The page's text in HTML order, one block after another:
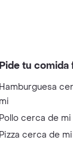
Pide tu
Hamburguesa
mi
Pollo cerca de mi
Pizza cerca de mi